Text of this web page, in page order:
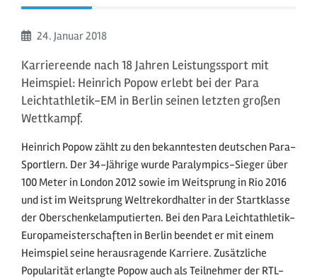
Beginn:
24. Januar2018
Karriereende nach 18 Jahren Leistungssport mit
Heimspiel: Heinrich Popow erlebt bei der Para
Leichtathletik-EM in Berlin seinen letzten großen
Wettkampf.
Heinrich Popow zählt zu den bekanntesten deutschen Para-
Sportlern. Der 34-Jährige wurde Paralympics-Sieger über
100 Meter in London 2012 sowie im Weitsprung in Rio 2016
und ist im Weitsprung Weltrekordhalter in der Startklasse
der Oberschenkelamputierten. Bei den Para Leichtathletik-
Europameisterschaften in Berlin beendet er mit einem
Heimspiel seine herausragende Karriere. Zusätzliche
Popularität erlangte Popow auch als Teilnehmer der RTL-